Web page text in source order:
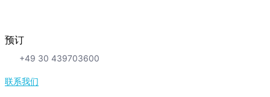
预订
+49 30 439703600
联系我们